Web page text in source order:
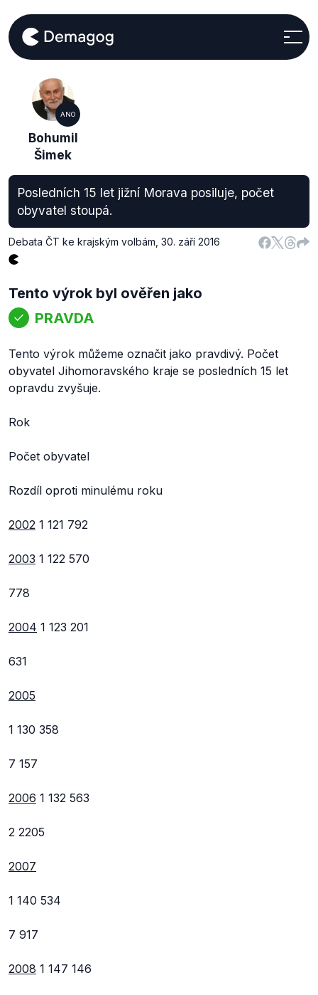
ANO
Bohumil
Šimek
Posledních 15 let jižní Morava posiluje, počet
obyvatel stoupá.
Debata ČT ke krajským volbám 30. září 2016
Tento výrok byl ověřen jako
PRAVDA
Tento výrok můžeme označit jako pravdivý. Počet
obyvatel Jihomoravského kraje se posledních 15 let
opravdu zvyšuje.
Rok
Počet obyvatel
Rozdíl oproti minulému roku
2002 1 121 792
2003 1 122 570
778
2004 1 123 201
631
2005
1 130 358
7 157
2006 1 132 563
2 2205
2007
1 140 534
7 917
2008 1 147 146